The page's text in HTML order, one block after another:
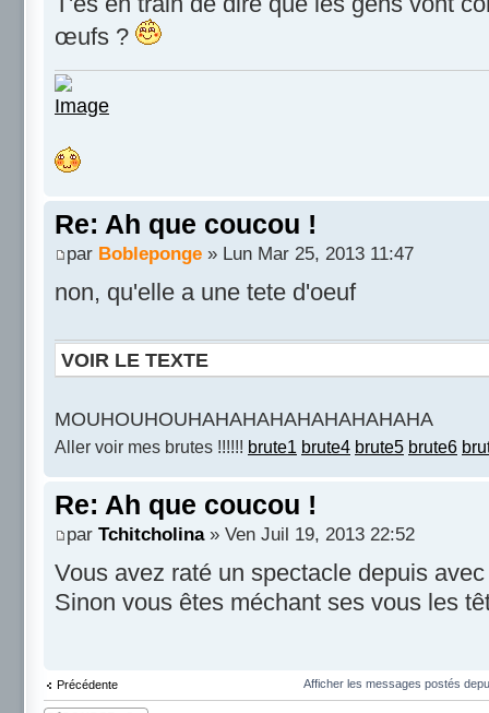
œufs ?
Re: Ah que coucou !
par Bobleponge » Lun Mar 25, 2013 11:47
non, qu'elle a une tete d'oeuf
VOIR LE TEXTE
MOUHOUHOUHAHAHAHAHAHAHAHAHA
Aller voir mes brutes !!!!!! brute1 brute4 brute5 brute6
Re: Ah que coucou !
par Tchitcholina» Ven Juil 19, 2013 22:52
Vous avez raté un spectacle depuis
Sinon vous êtes méchant ses vous les
Précédente Afficher les messages postés